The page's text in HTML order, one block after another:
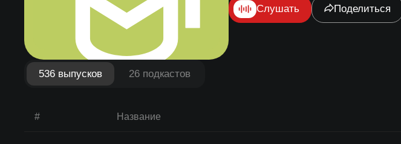
Слушать Поделиться
536 выпусков 26 подкастов
# Название